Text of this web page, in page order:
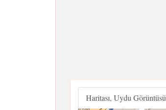
Haritası, Uydu Görüntüsü